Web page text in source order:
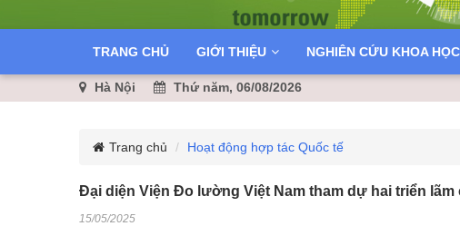
TRANG CHỦ GIỚI THIỆU NGHIÊN CỨU KHOA HỌC
Hà Nội Thứ năm, 06/08/2026
Trang chủ Hoạt động hợp tác Quốc tế
Đại diện Viện Đo lường Việt Nam tham dự hai triển
15/05/2025